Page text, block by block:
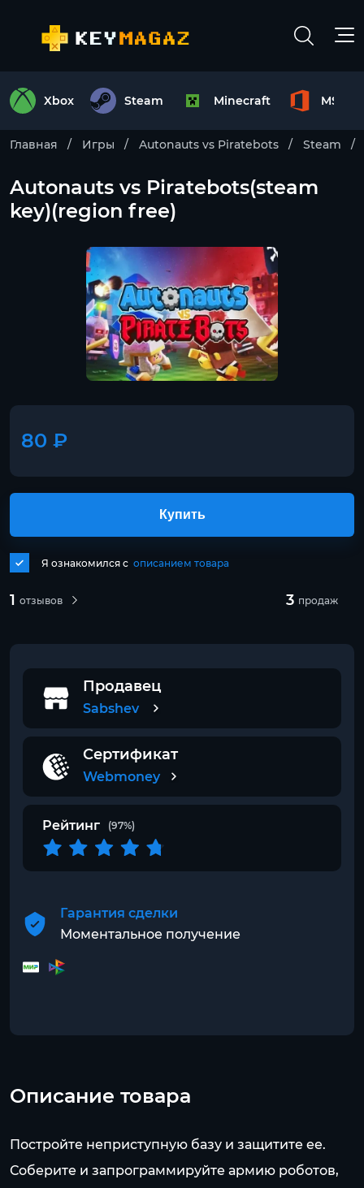
Xbox Steam Minecraft MS
Главная Игры Autonauts vs Piratebots Steam
Autonauts vs Piratebots(steam
key)(region free)
80 ₽
1 отзывов 3 продаж
Я ознакомился с описанием товара
Купить
Продавец
Sabshev
Сертификат
Webmoney
Рейтинг (97%)
Гарантия сделки
Моментальное получение
Описание товара
Постройте неприступную базу и защитите ее.
Соберите и запрограммируйте армию роботов,